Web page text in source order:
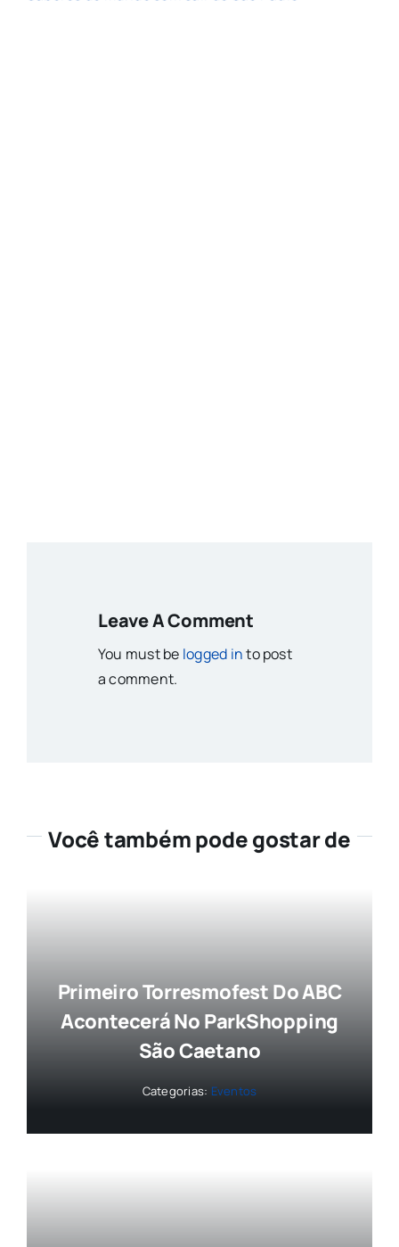
Leave A Comment
You must be logged into post
a comment.
Você também pode gostar de
Primeiro Torresmofest Do ABC
Acontecerá No ParkShopping
São Caetano
Categorias: Eventos